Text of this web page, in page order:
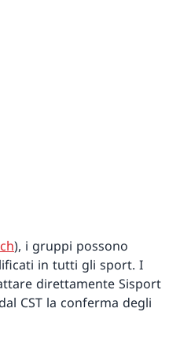
), i gruppi possono
in tutti gli sport. I
direttamente Sisport
CST la conferma degli